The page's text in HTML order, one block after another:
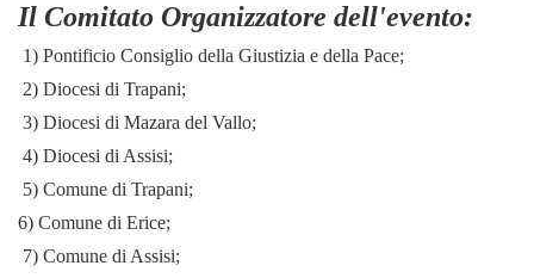
Il Comitato Organizzatore dell'evento:
1) Pontificio Consiglio della Giustizia e della Pace;
2) Diocesi di Trapani;
3) Diocesi di Mazara del Vallo;
4) Diocesi di Assisi;
5) Comune di Trapani;
6) Comune di Erice;
7) Comune di Assisi;